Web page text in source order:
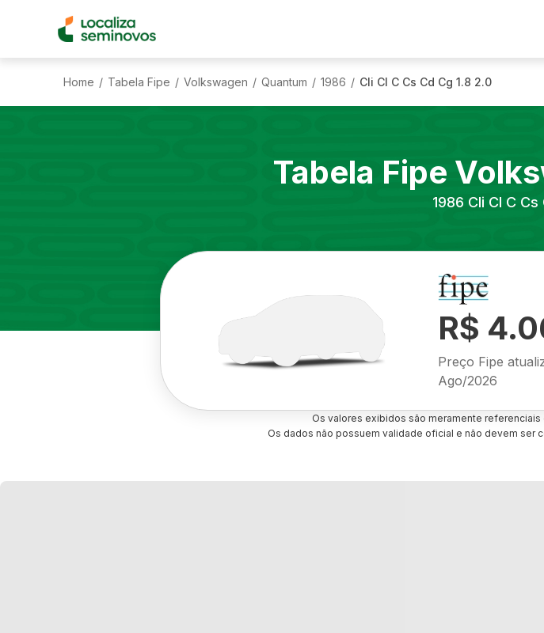
Home / Tabela Fipe / Volkswagen / Quantum / 1986 / Cli Cl C Cs Cd Cg 1.8 2.0
Tabela Fipe
1986 Cli Cl C Cs
R$
Preço Fipe
Ago/2026
Os valores exibidos são meramente
Os dados não possuem validade oficial e não devem ser